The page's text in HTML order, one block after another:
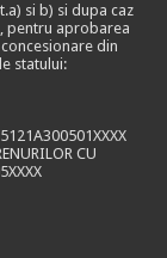
si b) si dupa caz
pentru aprobarea
din
statului:
CU